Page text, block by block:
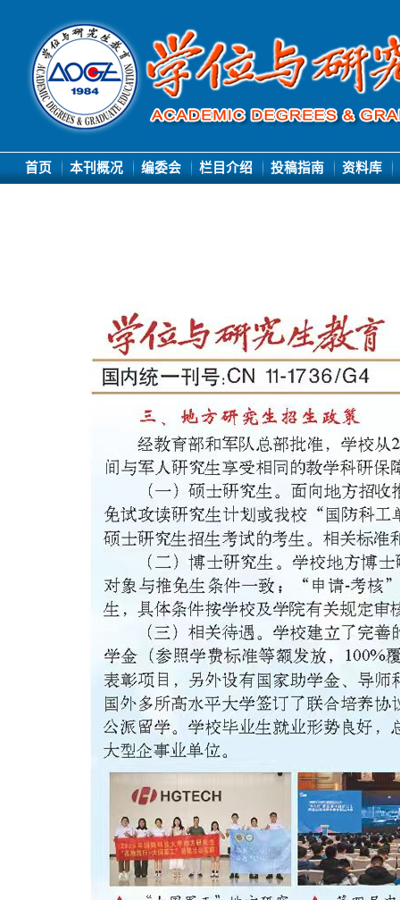
首页 本刊概况 编委会 栏目介绍 投稿指南 资料库